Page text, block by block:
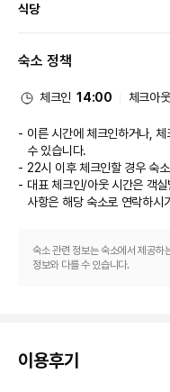
식당
비즈니스, 기타 편의시설
이클리닝/세탁 서비스 등이 있
터 크기의 공간이 마련되어 있
이 가능합니다.
숙소 정책
체크인 14:00 체크아웃
이른 시간에 체크인하거나,
수 있습니다.
22시 이후 체크인할 경우 숙
대표 체크인/아웃 시간은 객
사항은 해당 숙소로 연락하시
숙소 관련 정보는 숙소에서 제공하
정보와 다를 수 있습니다.
이용후기